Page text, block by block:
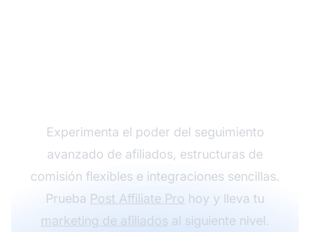
Experimenta el poder del seguimiento
avanzado de afiliados, estructuras de
comisión flexibles e integraciones sencillas.
Prueba Post Affiliate Pro hoy y lleva tu
marketing de afiliados al siguiente nivel.